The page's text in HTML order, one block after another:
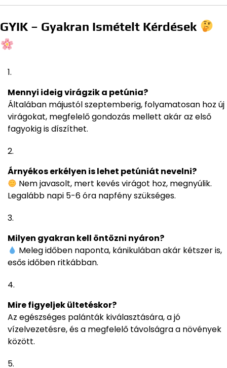
GYIK – Gyakran Ismételt Kérdések
Mennyi ideig virágzik a petúnia?
Általában májustól szeptemberig, folyamatosan hoz új
virágokat, megfelelő gondozás mellett akár az első
fagyokig is díszíthet.
Árnyékos erkélyen is lehet petúniát nevelni?
Nem javasolt, mert kevés virágot hoz, megnyúlik.
Legalább napi 5-6 óra napfény szükséges.
Milyen gyakran kell öntözni nyáron?
Meleg időben naponta, kánikulában akár kétszer is,
esős időben ritkábban.
Mire figyeljek ültetéskor?
Az egészséges palánták kiválasztására, a jó
vízelvezetésre, és a megfelelő távolságra a növények
között.